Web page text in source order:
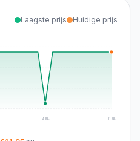
Laagste prijs Huidige prijs
2 jul. 11 jul.